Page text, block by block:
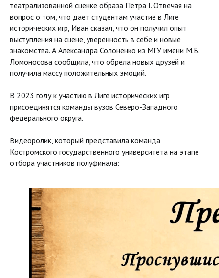
театрализованной сценке образа Петра I. Отвечая на
вопрос о том, что дает студентам участие в Лиге
исторических игр, Иван сказал, что он получил опыт
выступления на сцене, уверенность в себе и новые
знакомства. А Александра Солоненко из МГУ имени М.В.
Ломоносова сообщила, что обрела новых друзей и
получила массу положительных эмоций.
В 2023 году к участию в Лиге исторических игр
присоединятся команды вузов Северо-Западного
федерального округа.
Видеоролик, который представила команда
Костромского государственного университета на этапе
отбора участников полуфинала: